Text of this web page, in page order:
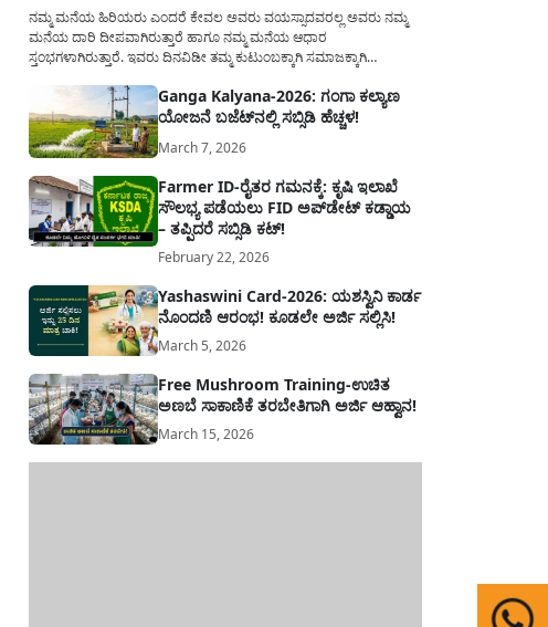
ನಮ್ಮ ಮನೆಯ ಹಿರಿಯರು ಎಂದರೆ ಕೇವಲ ಅವರು ವಯಸ್ಸಾದವರಲ್ಲ ಅವರು ನಮ್ಮ
ಮನೆಯ ದಾರಿ ದೀಪವಾಗಿರುತ್ತಾರೆ ಹಾಗೂ ನಮ್ಮ ಮನೆಯ ಆಧಾರ
ಸ್ತಂಭಗಳಾಗಿರುತ್ತಾರೆ. ಇವರು ದಿನವಿಡೀ ತಮ್ಮ ಕುಟುಂಬಕ್ಕಾಗಿ ಸಮಾಜಕ್ಕಾಗಿ
ನೆಮ್ಮದಿಯಿಂದ ಕಳೆಯಬೇಕೆಂಬುದು ಪ್ರತಿಯೊಬ್ಬರ ಕನಸಾಗಿರುತ್ತದೆ ಆದ್ದರಿಂದ
ಸರ್ಕಾರವು ಹಿರಿಯ ನಾಗರಿಕರ ಗುರುತಿನ ಚೀಟಿ...
Ganga Kalyana-2026: ಗಂಗಾ ಕಲ್ಯಾಣ
ಯೋಜನೆ ಬಜೆಟ್‌ನಲ್ಲಿ ಸಬ್ಸಿಡಿ ಹೆಚ್ಚಳ!
March 7, 2026
Farmer ID-ರೈತರ ಗಮನಕ್ಕೆ: ಕೃಷಿ ಇಲಾಖೆ
ಸೌಲಭ್ಯ ಪಡೆಯಲು FID ಅಪ್‌ಡೇಟ್ ಕಡ್ಡಾಯ
– ತಪ್ಪಿದರೆ ಸಬ್ಸಿಡಿ ಕಟ್!
February 22, 2026
Yashaswini Card-2026: ಯಶಸ್ವಿನಿ ಕಾರ್ಡ
ನೊಂದಣಿ ಆರಂಭ! ಕೂಡಲೇ ಅರ್ಜಿ ಸಲ್ಲಿಸಿ!
March 5, 2026
Free Mushroom Training-ಉಚಿತ
ಅಣಬೆ ಸಾಕಾಣಿಕೆ ತರಬೇತಿಗಾಗಿ ಅರ್ಜಿ ಆಹ್ವಾನ!
March 15, 2026